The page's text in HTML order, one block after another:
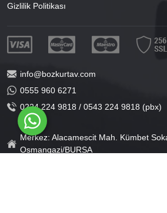
Gizlilik Politikası
info@bozkurtav.com
0555 960 6271
0224 224 9818 / 0543 224 9818 (pbx)
Merkez: Alacamescit Mah. Kümbet
Osmangazi/BURSA